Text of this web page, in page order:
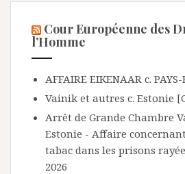
Cour Européenne des
l’Homme
AFFAIRE EIKENAAR c. PAYS-
Vainik et autres c. Estonie
Arrêt de Grande Chambre
Estonie - Affaire
tabac dans les prisons
2026